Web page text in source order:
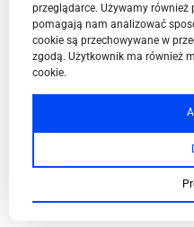
BPN-T Area
BPN-T Offer
przeglądarce. Używamy
pomagają nam analizować
cookie są przechowywane w
zgodą. Użytkownik ma również
cookie.